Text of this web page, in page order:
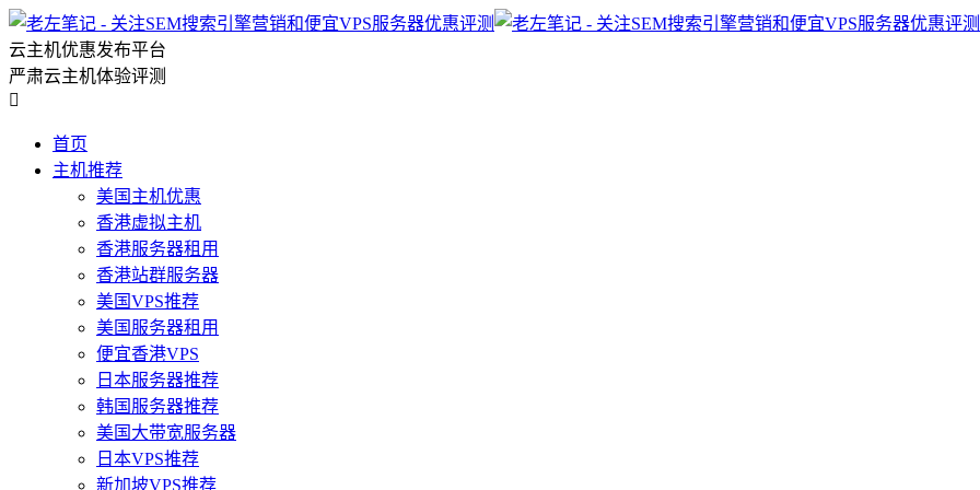
云主机优惠发布平台
严肃云主机体验评测

首页
主机推荐
美国主机优惠
香港虚拟主机
香港服务器租用
香港站群服务器
美国VPS推荐
美国服务器租用
便宜香港VPS
日本服务器推荐
韩国服务器推荐
美国大带宽服务器
日本VPS推荐
新加坡VPS推荐